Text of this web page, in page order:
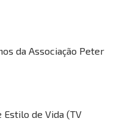
da Associação Peter
Estilo de Vida (TV